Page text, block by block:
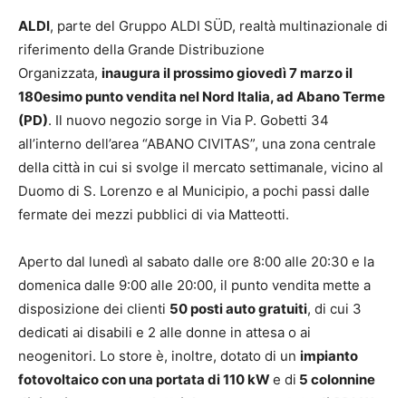
ALDI, parte del Gruppo ALDI SÜD, realtà multinazionale di
riferimento della Grande Distribuzione
Organizzata, inaugura il prossimo giovedì 7 marzo il
180esimo punto vendita nel Nord Italia, ad Abano Terme
(PD). Il nuovo negozio sorge in Via P. Gobetti 34
all’interno dell’area “ABANO CIVITAS”, una zona centrale
della città in cui si svolge il mercato settimanale, vicino al
Duomo di S. Lorenzo e al Municipio, a pochi passi dalle
fermate dei mezzi pubblici di via Matteotti.
Aperto dal lunedì al sabato dalle ore 8:00 alle 20:30 e la
domenica dalle 9:00 alle 20:00, il punto vendita mette a
disposizione dei clienti 50 posti auto gratuiti, di cui 3
dedicati ai disabili e 2 alle donne in attesa o ai
neogenitori. Lo store è, inoltre, dotato di un impianto
fotovoltaico con una portata di 110 kWe di 5 colonnine